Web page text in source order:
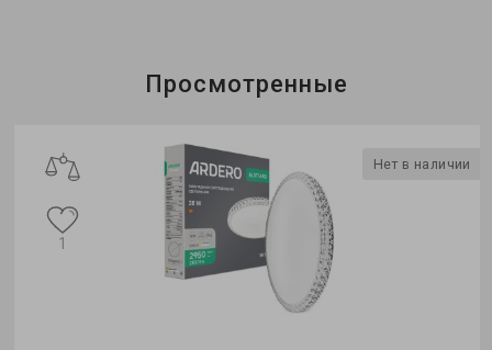
Просмотренные
Нет в наличии
1